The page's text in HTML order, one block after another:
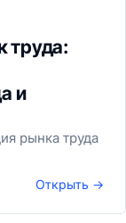
труда:
и
рынка труда
Открыть →